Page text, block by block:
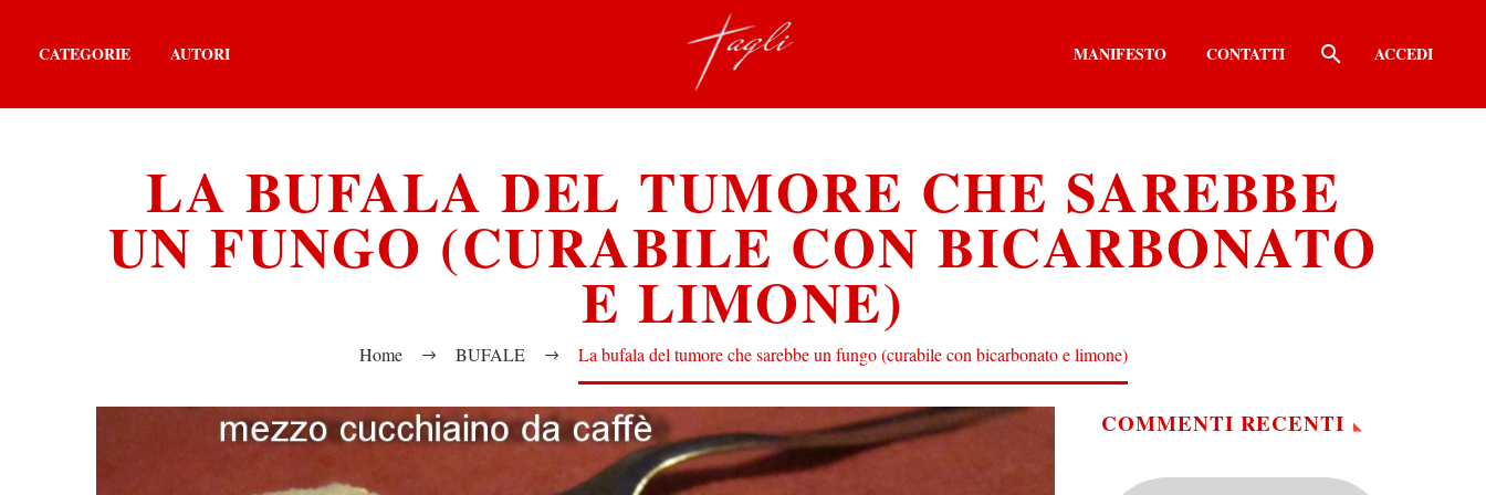
CATEGORIE AUTORI MANIFESTO CONTATTI ACCEDI
LA BUFALA DEL TUMORE CHE SAREBBE
UN FUNGO (CURABILE CON BICARBONATO
E LIMONE)
Home BUFALE La bufala del tumore che sarebbe un fungo (curabile con bicarbonato e limone)
COMMENTI RECENTI